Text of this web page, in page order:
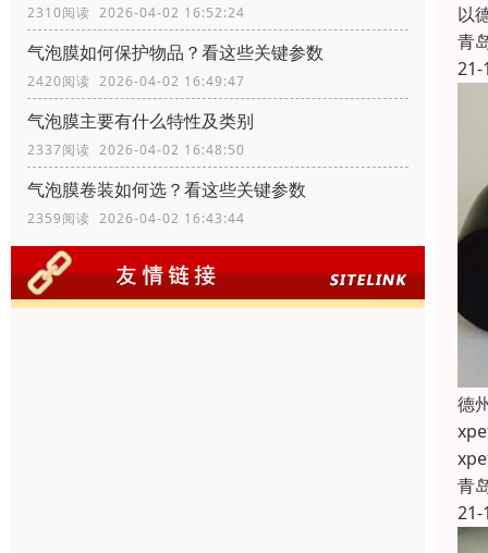
2310阅读 2026-04-02 16:52:24
气泡膜如何保护物品？看这些关键参数
2420阅读 2026-04-02 16:49:47
气泡膜主要有什么特性及类别
2337阅读 2026-04-02 16:48:50
气泡膜卷装如何选？看这些关键参数
2359阅读 2026-04-02 16:43:44
以
青
21-
德
青
21-